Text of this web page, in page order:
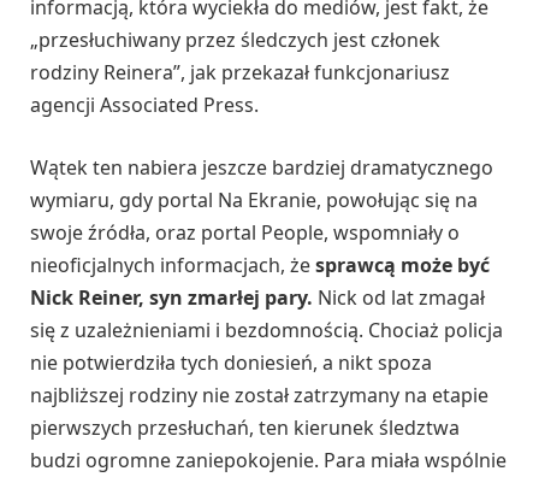
informacją, która wyciekła do mediów, jest fakt, że
„przesłuchiwany przez śledczych jest członek
rodziny Reinera”, jak przekazał funkcjonariusz
agencji Associated Press.
Wątek ten nabiera jeszcze bardziej dramatycznego
wymiaru, gdy portal Na Ekranie, powołując się na
swoje źródła, oraz portal People, wspomniały o
nieoficjalnych informacjach, żesprawcą może być
Nick Reiner, syn zmarłej pary. Nick od lat zmagał
się z uzależnieniami i bezdomnością. Chociaż policja
nie potwierdziła tych doniesień, a nikt spoza
najbliższej rodziny nie został zatrzymany na etapie
pierwszych przesłuchań, ten kierunek śledztwa
budzi ogromne zaniepokojenie. Para miała wspólnie